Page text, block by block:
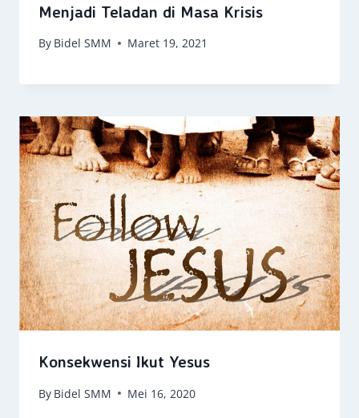
Menjadi Teladan di Masa Krisis
By Bidel SMM Maret 19, 2021
Konsekwensi Ikut Yesus
By Bidel SMM Mei 16, 2020